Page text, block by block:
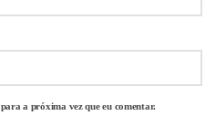
a próxima vez que eu comentar.